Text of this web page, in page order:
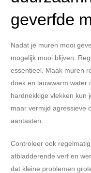
geverfde
Nadat je muren mooi
mogelijk mooi blijven.
essentieel. Maak muren
doek en lauwwarm water
hardnekkige vlekken kun
maar vermijd agressieve
aantasten.
Controleer ook
afbladderende verf en
dat kleine problemen